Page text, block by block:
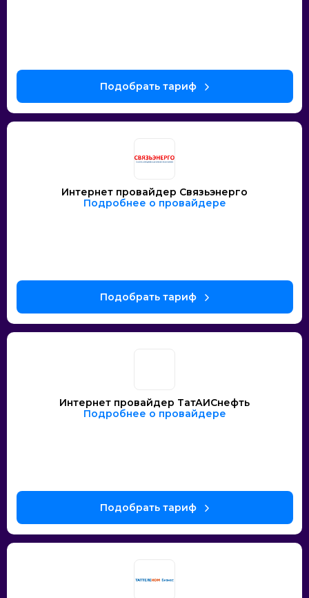
Интернет провайдер Связьэнерго
Подробнее о провайдере
Интернет провайдер ТатАИСнефть
Подробнее о провайдере